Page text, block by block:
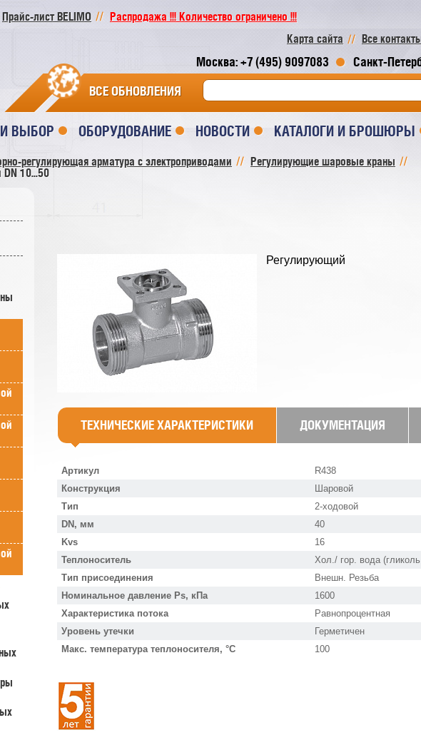
Прайс-лист BELIMO
Распродажа !!! Количество ограничено !!!
Карта сайта
Все
Москва: +7 (495) 9097083
Санкт-
ВСЕ ОБНОВЛЕНИЯ
ВЫБОР ОБОРУДОВАНИЕ НОВОСТИ КАТАЛОГИ И БРОШЮРЫ
регулирующая арматура с электроприводами
Регулирующие шаровые краны
10...50
Регулирующий
ТЕХНИЧЕСКИЕ ХАРАКТЕРИСТИКИ ДОКУМЕНТАЦИЯ
Артикул
R438
Конструкция
Шаровой
Тип
2-ходовой
DN, мм
40
Kvs
16
Теплоноситель
Хол./ гор. вода
Тип присоединения
Внешн. Резьба
Номинальное давление Ps, кПа
1600
Характеристика потока
Равнопроцентная
Уровень утечки
Герметичен
Макс. температура теплоносителя, °С
100